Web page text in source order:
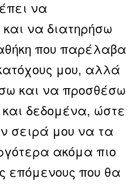
να
να διατηρήσω
που παρέλαβα
μου, αλλά
και να προσθέσω
δεδομένα, ώστε
σειρά μου να τα
ακόμα πιο
επόμενους που θα